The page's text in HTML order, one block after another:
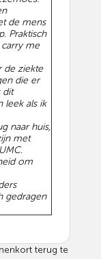
de mens
Praktisch
me
de ziekte
die er
dit
leek als ik
naar huis,
met
om
gedragen
terug te